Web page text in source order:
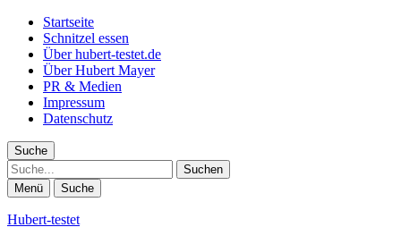
Startseite
Schnitzel essen
Über hubert-testet.de
Über Hubert Mayer
PR & Medien
Impressum
Datenschutz
Suche
Suche
Menü Suche
Hubert-testet